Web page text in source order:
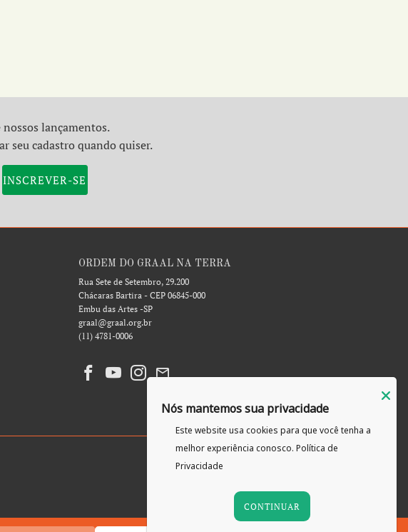
nossos lançamentos.
seu cadastro quando quiser.
ORDEM DO GRAAL NA TERRA
Rua Sete de Setembro, 29.200
Chácaras Bartira - CEP 06845-000
Embu das Artes -SP
graal@graal.org.br
(11) 4781-0006
Nós mantemos sua privacidade
Este website usa cookies para que você tenha a
melhor experiência conosco. Política de
Privacidade
CONTINUAR